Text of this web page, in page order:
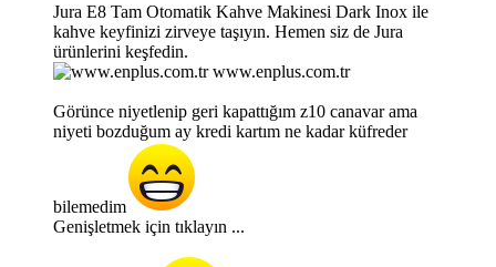
Jura E8 Tam Otomatik Kahve Makinesi Dark Inox ile
kahve keyfinizi zirveye taşıyın. Hemen siz de Jura
ürünlerini keşfedin.
www.enplus.com.tr
Görünce niyetlenip geri kapattığım z10 canavar ama
niyeti bozduğum ay kredi kartım ne kadar küfreder
bilemedim
Genişletmek için tıklayın ...